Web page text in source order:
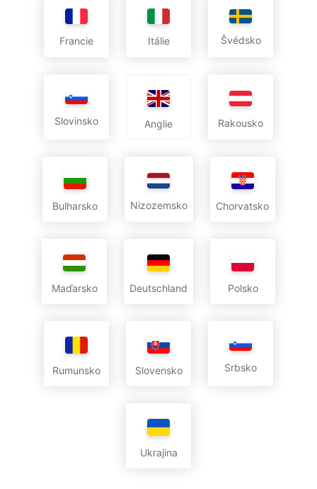
Francie Itálie Švédsko
Slovinsko Anglie Rakousko
Bulharsko Nizozemsko Chorvatsko
Maďarsko Deutschland Polsko
Rumunsko Slovensko Srbsko
Ukrajina